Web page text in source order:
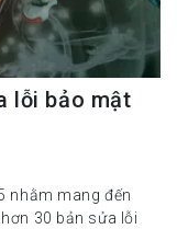
lỗi bảo mật
nhằm mang đến
30 bản sửa lỗi